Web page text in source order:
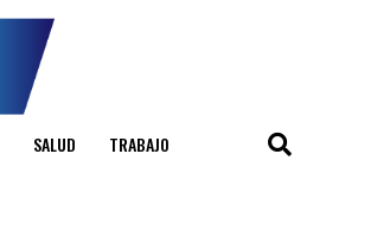
SALUD TRABAJO